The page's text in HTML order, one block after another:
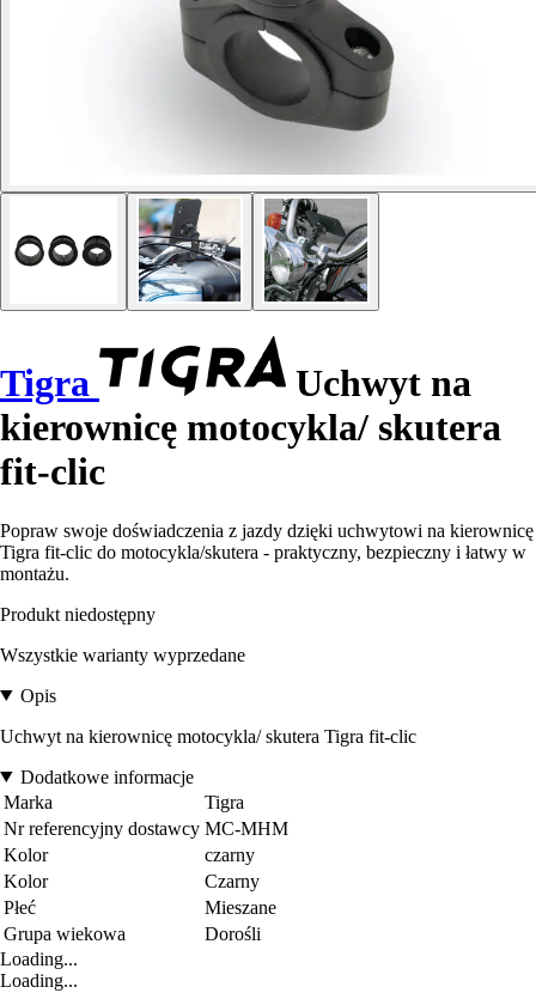
Tigra
Uchwyt na
kierownicę motocykla/ skutera
fit-clic
Popraw swoje doświadczenia z jazdy dzięki uchwytowi na kierownicę
Tigra fit-clic do motocykla/skutera - praktyczny, bezpieczny i łatwy w
montażu.
Produkt niedostępny
Wszystkie warianty wyprzedane
Opis
Uchwyt na kierownicę motocykla/ skutera Tigra fit-clic
Dodatkowe informacje
Marka
Tigra
Nr referencyjny dostawcy MC-MHM
Kolor
czarny
Kolor
Czarny
Płeć
Mieszane
Grupa wiekowa
Dorośli
Loading...
Loading...